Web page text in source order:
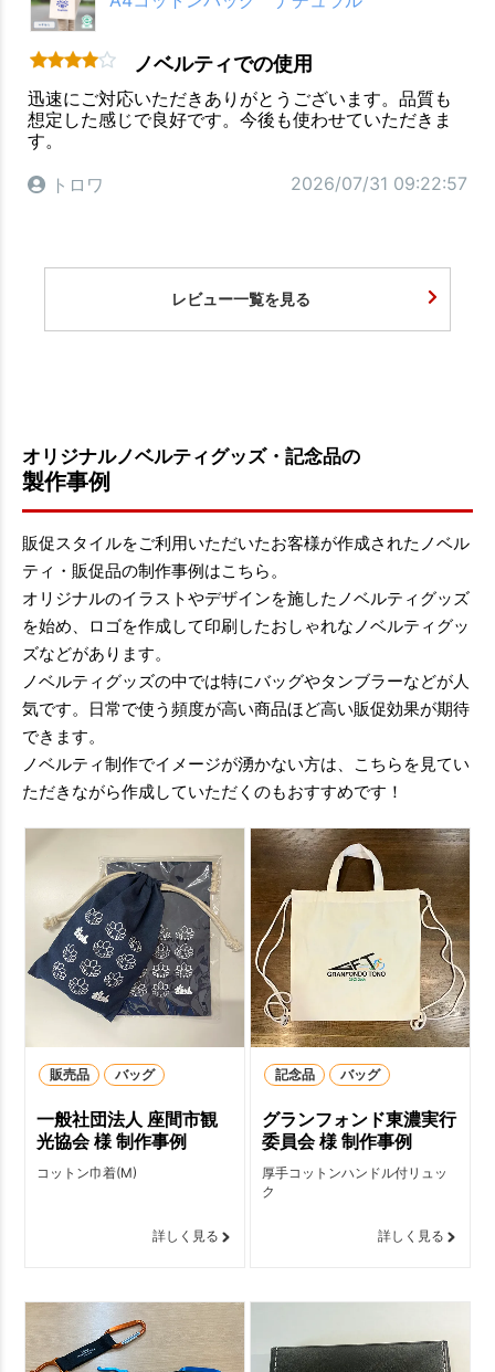
ノベルティでの使用
迅速にご対応いただきありがとうございます。品質も
想定した感じで良好です。今後も使わせていただきま
す。
トロワ
2026/07/31 09:22:57
レビュー一覧を見る
オリジナルノベルティグッズ・記念品の
製作事例
販促スタイルをご利用いただいたお客様が作成されたノベル
ティ・販促品の制作事例はこちら。
オリジナルのイラストやデザインを施したノベルティグッズ
を始め、ロゴを作成して印刷したおしゃれなノベルティグッ
ズなどがあります。
ノベルティグッズの中では特にバッグやタンブラーなどが人
気です。日常で使う頻度が高い商品ほど高い販促効果が期待
できます。
ノベルティ制作でイメージが湧かない方は、こちらを見てい
ただきながら作成していただくのもおすすめです！
販売品 バッグ
一般社団法人 座間市観
光協会 様 制作事例
コットン巾着(M)
詳しく見る
記念品 バッグ
グランフォンド東濃実行
委員会 様 制作事例
厚手コットンハンドル付リュッ
ク
詳しく見る